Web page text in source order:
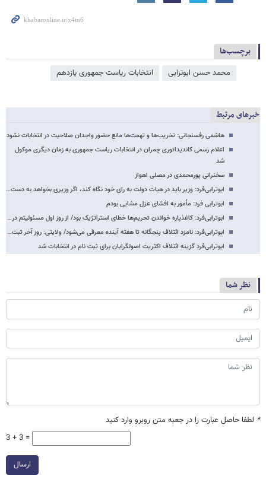
برچسب‌ها
محمد حسن ابوترابی انتخابات ریاست جمهوری یازدهم
خبرهای مرتبط
هاشمی رفسنجانی: تخریب‌ها و تهمت‌ها مانع حضور واجدان صلاحیت در انتخابات نشود
اعلام رسمی کاندیداتوری چمران در انتخابات ریاست جمهوری به زمان دیگری موکول
شد
سخنرانی پورمحمدی در مصلی اهواز
ابوترابی‌فرد: وزیر باید در هیات دولت به رای خود نگاه کند، اگر وزیری بخواهد به دست…
ابوترابی فرد: مأمور به افشای عزل مشایی بودم
ابوترابی‌فرد: کاغذپاره خواندن تحریم‌ها خطای استراتژیک بود/ از روز اول مسئولیتم در…
ابوترابی‌فرد: نامزد ائتلاف پنجگانه تا هفته آینده معرفی می‌شود/ ولایتی: روز آخر ثبت…
ابوترابی‌فرد گزینه ائتلاف اکثریت اصولگرایان برای ثبت نام در انتخابات شد
نظر شما
* لطفا حاصل عبارت را در جعبه متن روبرو وارد کنید
3 + 3 =
ارسال